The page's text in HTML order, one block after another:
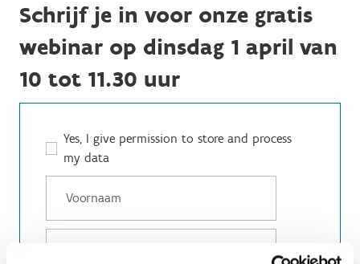
Schrijf je in voor onze gratis
webinar op dinsdag 1 april van
10 tot 11.30 uur
Yes, I give permission to store and process
my data